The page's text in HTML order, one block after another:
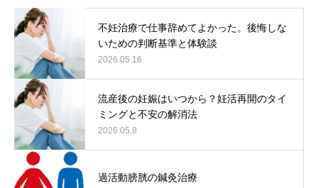
不妊治療で仕事辞めてよかった。後悔しな
いための判断基準と体験談
2026.05.16
流産後の妊娠はいつから？妊活再開のタイ
ミングと不安の解消法
2026.05.8
過活動膀胱の鍼灸治療